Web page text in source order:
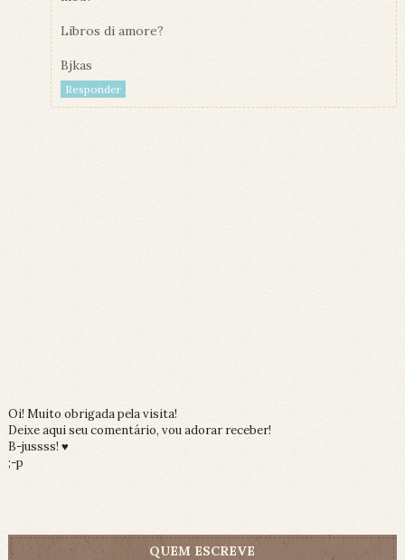
Libros di amore?
Bjkas
Responder
Oi! Muito obrigada pela visita!
Deixe aqui seu comentário, vou adorar receber!
B-jussss! ♥
;-p
QUEM ESCREVE